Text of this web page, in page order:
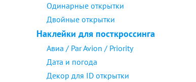
Одинарные открытки
Двойные открытки
Наклейки для посткроссинга
Авиа / Par Avion / Priority
Дата и погода
Декор для ID открытки